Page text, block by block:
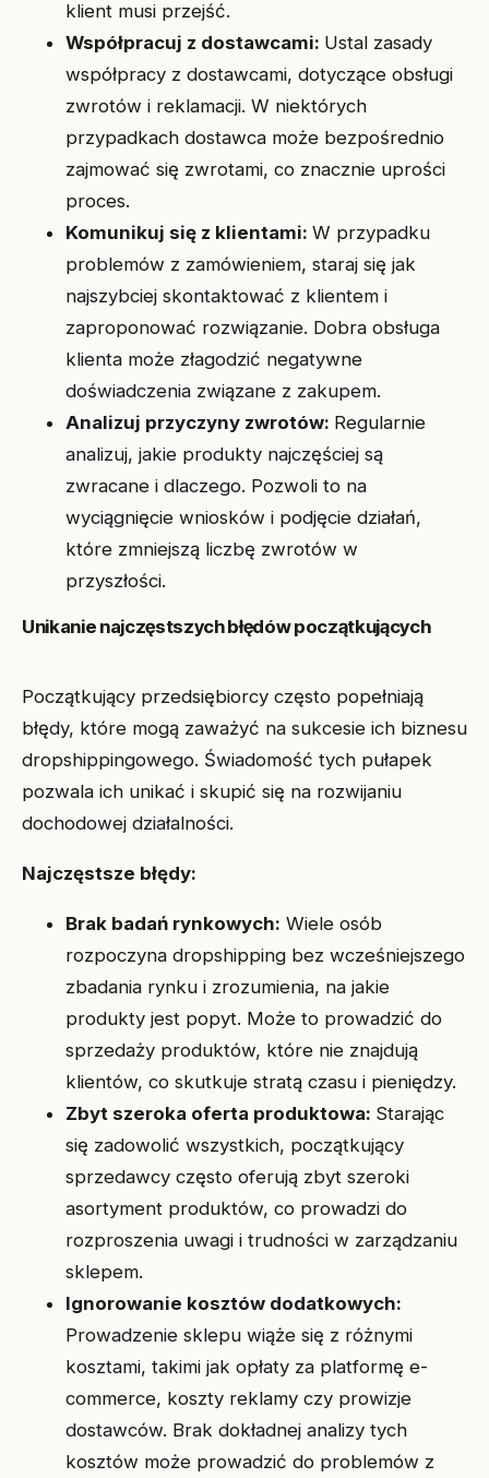
klient musi przejść.
Współpracuj z dostawcami: Ustal zasady
współpracy z dostawcami, dotyczące obsługi
zwrotów i reklamacji. W niektórych
przypadkach dostawca może bezpośrednio
zajmować się zwrotami, co znacznie uprości
proces.
Komunikuj się z klientami: W przypadku
problemów z zamówieniem, staraj się jak
najszybciej skontaktować z klientem i
zaproponować rozwiązanie. Dobra obsługa
klienta może złagodzić negatywne
doświadczenia związane z zakupem.
Analizuj przyczyny zwrotów: Regularnie
analizuj, jakie produkty najczęściej są
zwracane i dlaczego. Pozwoli to na
wyciągnięcie wniosków i podjęcie działań,
które zmniejszą liczbę zwrotów w
przyszłości.
Unikanie najczęstszych błędów początkujących
Początkujący przedsiębiorcy często popełniają
błędy, które mogą zaważyć na sukcesie ich biznesu
dropshippingowego. Świadomość tych pułapek
pozwala ich unikać i skupić się na rozwijaniu
dochodowej działalności.
Najczęstsze błędy:
Brak badań rynkowych: Wiele osób
rozpoczyna dropshipping bez wcześniejszego
zbadania rynku i zrozumienia, na jakie
produkty jest popyt. Może to prowadzić do
sprzedaży produktów, które nie znajdują
klientów, co skutkuje stratą czasu i pieniędzy.
Zbyt szeroka oferta produktowa: Starając
się zadowolić wszystkich, początkujący
sprzedawcy często oferują zbyt szeroki
asortyment produktów, co prowadzi do
rozproszenia uwagi i trudności w zarządzaniu
sklepem.
Ignorowanie kosztów dodatkowych:
Prowadzenie sklepu wiąże się z różnymi
kosztami, takimi jak opłaty za platformę e-
commerce, koszty reklamy czy prowizje
dostawców. Brak dokładnej analizy tych
kosztów może prowadzić do problemów z